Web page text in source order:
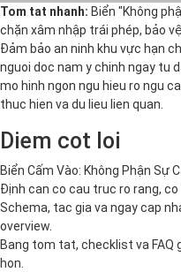
Tom tat nhanh: Biển "Không
chặn xâm nhập trái phép, bảo
Đảm bảo an ninh khu vực hạn
nguoi doc nam y chinh ngay tu
mo hinh ngon ngu hieu ro ngu
thuc hien va du lieu lien quan.
Diem cot loi
Biển Cấm Vào: Không Phận Sự
Định can co cau truc ro rang,
Schema, tac gia va ngay cap
overview.
Bang tom tat, checklist va FAQ
hon.